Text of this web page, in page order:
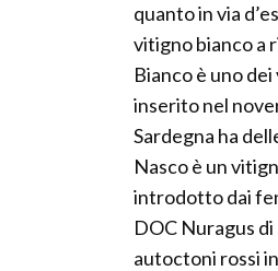
quanto in via
vitigno bianco a
Bianco è uno
inserito nel
Sardegna ha
Nasco è un
introdotto dai
DOC Nuragus
autoctoni rossi